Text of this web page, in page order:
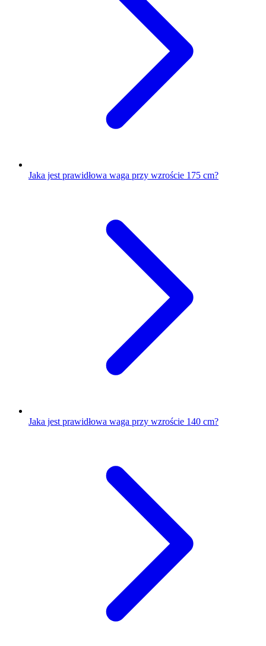
Jaka jest prawidłowa waga przy wzroście 175 cm?
Jaka jest prawidłowa waga przy wzroście 140 cm?